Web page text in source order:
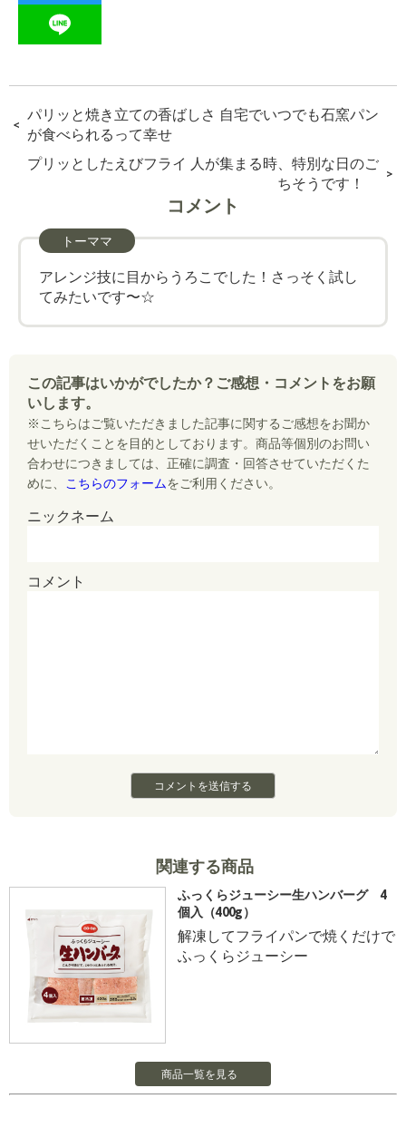
o
t
e
i
n
稿
シ
過
去
の
投
パリッと焼き立ての香ばしさ 自宅でいつでも石窯パン
が食べられるって幸せ
次
プリッとしたえびフライ 人が集まる時、特別な日のご
ちそうです！
コメント
トーママ
アレンジ技に目からうろこでした！さっそく試し
てみたいです〜☆
この記事はいかがでしたか？ご感想・コメントをお願
いします。
※こちらはご覧いただきました記事に関するご感想をお聞か
せいただくことを目的としております。商品等個別のお問い
合わせにつきましては、正確に調査・回答させていただくた
めに、
こちらのフォームをご利用ください。
ニックネーム
コメント
関連する商品
ふっくらジューシー生ハンバーグ 4
個入（400g）
解凍してフライパンで焼くだけで
ふっくらジューシー
商品一覧を見る